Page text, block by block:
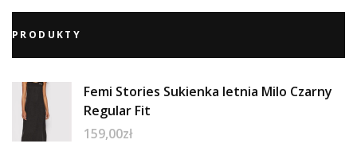
PRODUKTY
Femi Stories Sukienka letnia Milo Czarny
Regular Fit
159,00zł